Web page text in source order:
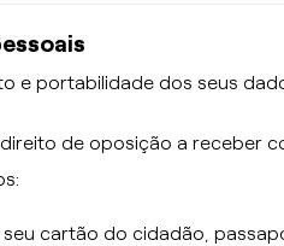
e portabilidade dos seus
de oposição a receber
cartão do cidadão,